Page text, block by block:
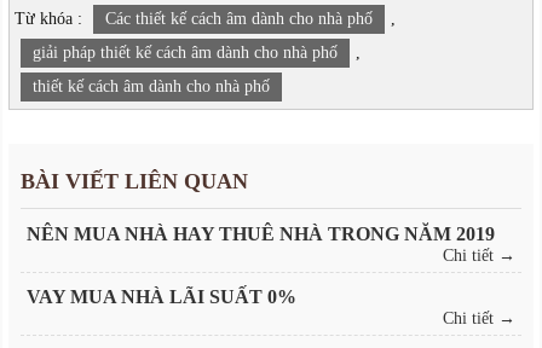
Từ khóa : Các thiết kế cách âm dành cho nhà phố
,
giải pháp thiết kế cách âm dành cho nhà phố
,
thiết kế cách âm dành cho nhà phố
BÀI VIẾT LIÊN QUAN
NÊN MUA NHÀ HAY THUÊ NHÀ TRONG NĂM 2019
Chi tiết →
VAY MUA NHÀ LÃI SUẤT 0%
Chi tiết →